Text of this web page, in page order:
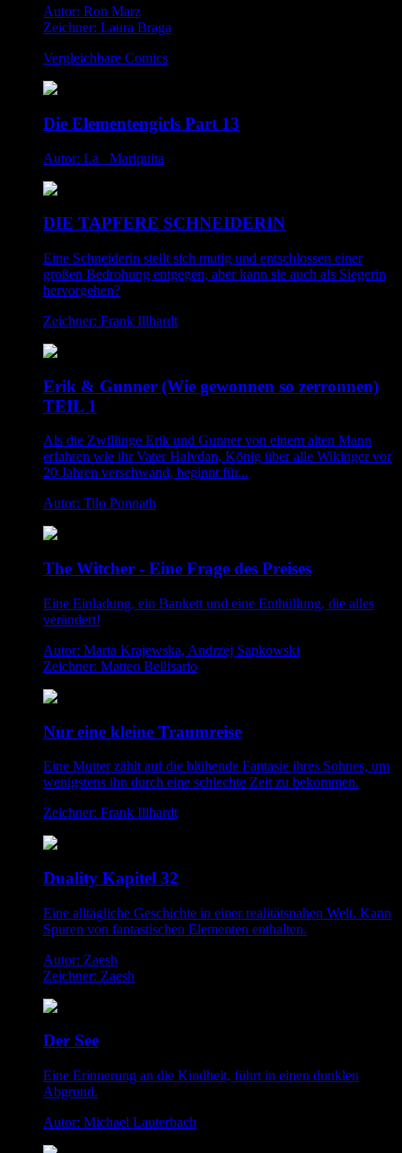
Autor: Ron Marz
Zeichner: Laura Braga
Vergleichbare Comics
Die Elementengirls Part 13
Autor: La _Mariquita
DIE TAPFERE SCHNEIDERIN
Eine Schneiderin stellt sich mutig und entschlossen einer
großen Bedrohung entgegen, aber kann sie auch als Siegerin
hervorgehen?
Zeichner: Frank Illhardt
Erik & Gunner (Wie gewonnen so zerronnen)
TEIL 1
Als die Zwillinge Erik und Gunner von einem alten Mann
erfahren wie ihr Vater Halvdan, König über alle Wikinger vor
20 Jahren verschwand, beginnt für...
Autor: Tilo Ponnath
The Witcher - Eine Frage des Preises
Eine Einladung, ein Bankett und eine Enthüllung, die alles
verändert!
Autor: Marta Krajewska, Andrzej Sapkowski
Zeichner: Matteo Bellisario
Nur eine kleine Traumreise
Eine Mutter zählt auf die blühende Fantasie ihres Sohnes, um
wenigstens ihn durch eine schlechte Zeit zu bekommen.
Zeichner: Frank Illhardt
Duality Kapitel 32
Eine alltägliche Geschichte in einer realitätsnahen Welt. Kann
Spuren von fantastischen Elementen enthalten.
Autor: Zaesh
Zeichner: Zaesh
Der See
Eine Erinnerung an die Kindheit, führt in einen dunklen
Abgrund.
Autor: Michael Lauterbach